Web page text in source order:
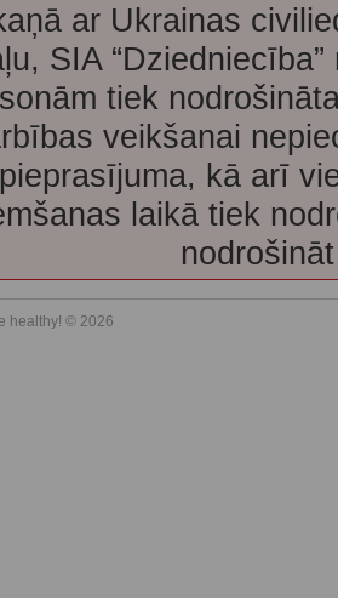
ar Ukrainas
SIA
tiek
veikšanai
pieprasījuma, kā arī
laikā tiek
healthy! © 2026